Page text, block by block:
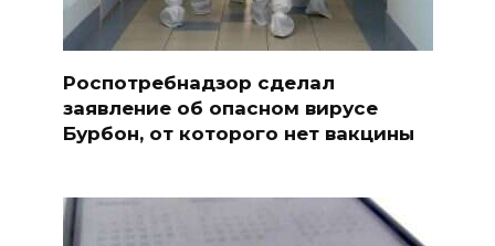
Роспотребнадзор сделал
заявление об опасном вирусе
Бурбон, от которого нет вакцины